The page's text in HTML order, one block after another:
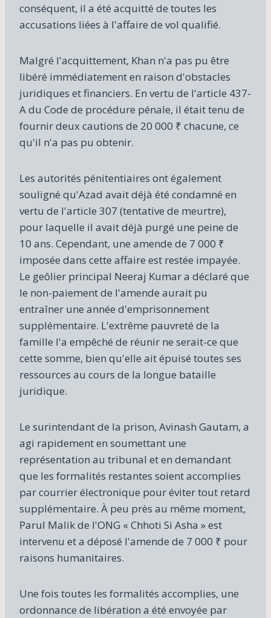
conséquent, il a été acquitté de toutes les
accusations liées à l'affaire de vol qualifié.
Malgré l'acquittement, Khan n'a pas pu être
libéré immédiatement en raison d'obstacles
juridiques et financiers. En vertu de l'article 437-
A du Code de procédure pénale, il était tenu de
fournir deux cautions de 20 000 ₹ chacune, ce
qu'il n'a pas pu obtenir.
Les autorités pénitentiaires ont également
souligné qu'Azad avait déjà été condamné en
vertu de l'article 307 (tentative de meurtre),
pour laquelle il avait déjà purgé une peine de
10 ans. Cependant, une amende de 7 000 ₹
imposée dans cette affaire est restée impayée.
Le geôlier principal Neeraj Kumar a déclaré que
le non-paiement de l'amende aurait pu
entraîner une année d'emprisonnement
supplémentaire. L'extrême pauvreté de la
famille l'a empêché de réunir ne serait-ce que
cette somme, bien qu'elle ait épuisé toutes ses
ressources au cours de la longue bataille
juridique.
Le surintendant de la prison, Avinash Gautam, a
agi rapidement en soumettant une
représentation au tribunal et en demandant
que les formalités restantes soient accomplies
par courrier électronique pour éviter tout retard
supplémentaire. À peu près au même moment,
Parul Malik de l'ONG « Chhoti Si Asha » est
intervenu et a déposé l'amende de 7 000 ₹ pour
raisons humanitaires.
Une fois toutes les formalités accomplies, une
ordonnance de libération a été envoyée par